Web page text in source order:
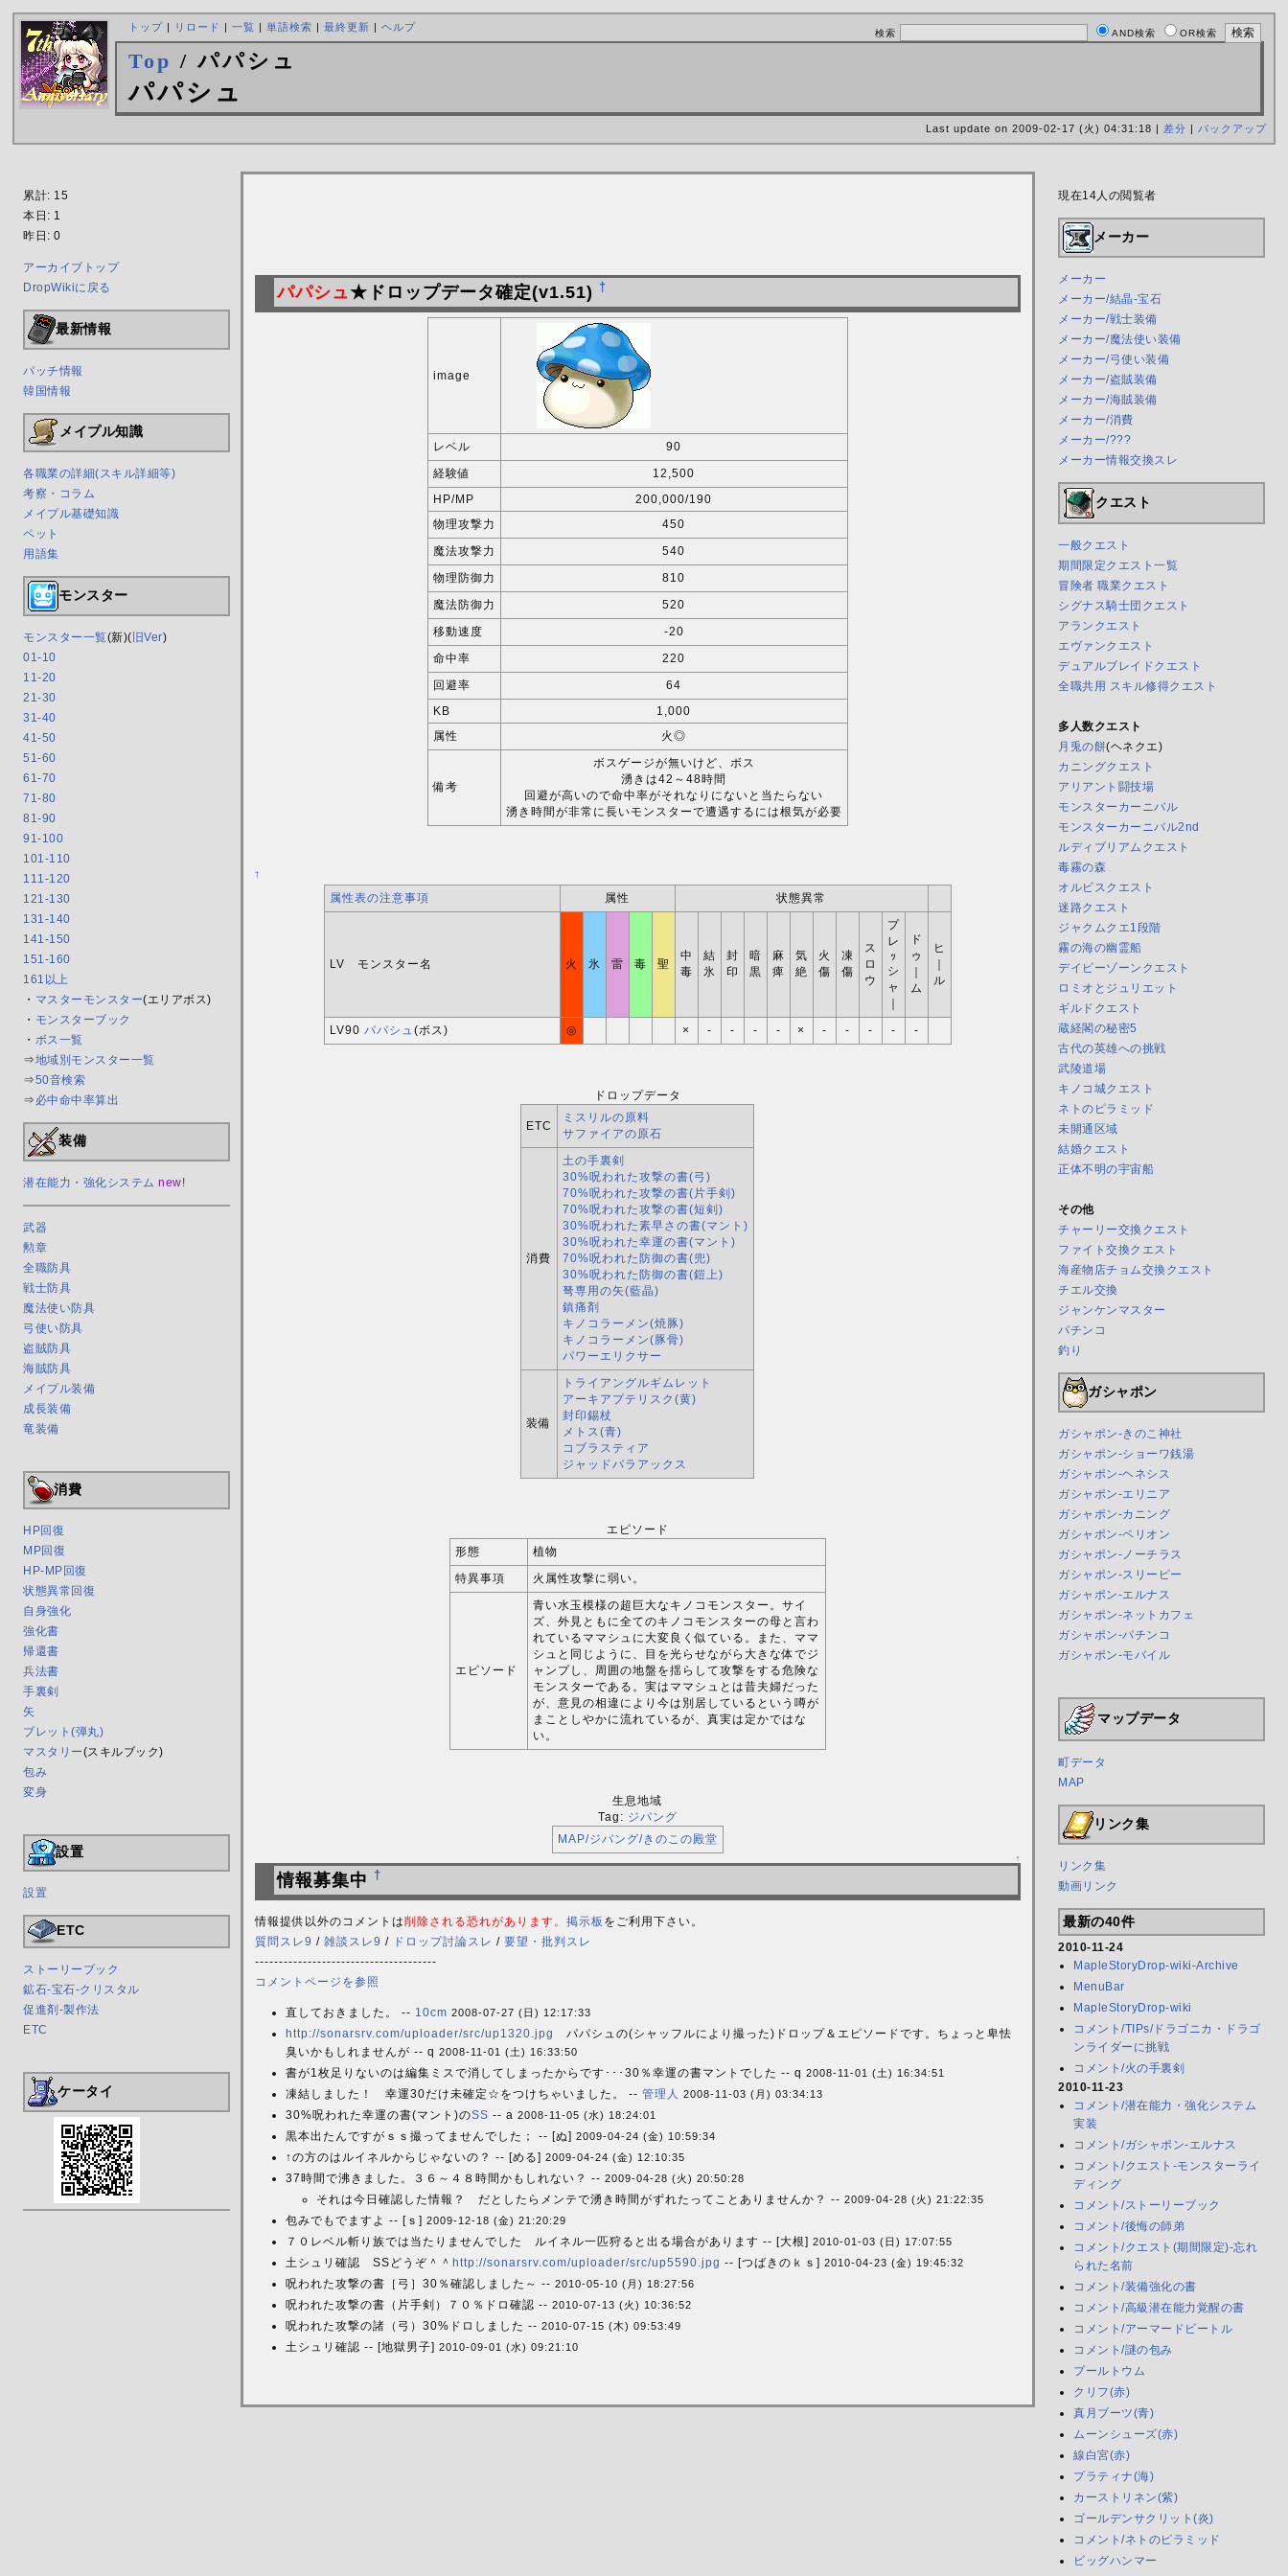
検索 AND検索 OR検索
トップ リロード |一覧 |単語検索 |最終更新 |ヘルプ
Top / パパシュ
パパシュ
Last update on 2009-02-17 (火) 04:31:18 | 差分 バックアップ
累計: 15
本日: 1
昨日: 0
アーカイブトップ
DropWikiに戻る
最新情報
パッチ情報
韓国情報
メイプル知識
各職業の詳細(スキル詳細等)
考察・コラム
メイプル基礎知識
ペット
用語集
モンスター
モンスター一覧(新)( 旧Ver)
01-10
11-20
21-30
31-40
41-50
51-60
61-70
71-80
81-90
91-100
101-110
111-120
121-130
131-140
141-150
151-160
161以上
・ マスターモンスター(エリアボス)
・ モンスターブック
・ ボス一覧
⇒地域別モンスター一覧
⇒50音検索
⇒ 必中命中率算出
装備
潜在能力・強化システム new!
武器
勲章
全職防具
戦士防具
魔法使い防具
弓使い防具
盗賊防具
海賊防具
メイプル装備
成長装備
竜装備
消費
HP回復
MP回復
HP-MP回復
状態異常回復
自身強化
強化書
帰還書
兵法書
手裏剣
矢
ブレット(弾丸)
マスタリー(スキルブック)
包み
変身
設置
設置
ETC
ストーリーブック
鉱石-宝石-クリスタル
促進剤-製作法
ETC
ケータイ
パパシュ★ドロップデータ確定(v1.51) †
image
レベル
90
経験値
12,500
HP/MP
200,000/190
物理攻撃力
450
魔法攻撃力
540
物理防御力
810
魔法防御力
520
移動速度
-20
命中率
220
回避率
64
KB
1,000
属性
火◎
備考
ボスゲージが無いけど、ボス
湧きは42～48時間
回避が高いので命中率がそれなりにないと当たらない
湧き時間が非常に長いモンスターで遭遇するには根気が必要
†
属性表の注意事項 属性 状態異常
LV モンスター名 火 氷 雷 毒 聖
中
毒
結
氷
封
印
暗
黒
麻
痺
気
絶
火
傷
凍
傷
ス
ロ
ウ
プ
レ
ｯ
シ
ャ
ド
ゥ
ム
ヒ
ル
LV90 パパシュ(ボス) ◎ × - - - - × - - - - -
ドロップデータ
ETC
ミスリルの原料
サファイアの原石
消費
土の手裏剣
30%呪われた攻撃の書(弓)
70%呪われた攻撃の書(片手剣)
70%呪われた攻撃の書(短剣)
30%呪われた素早さの書(マント)
30%呪われた幸運の書(マント)
70%呪われた防御の書(兜)
30%呪われた防御の書(鎧上)
弩専用の矢(藍晶)
鎮痛剤
キノコラーメン(焼豚)
キノコラーメン(豚骨)
パワーエリクサー
装備
トライアングルギムレット
アーキアプテリスク(黄)
封印錫杖
メトス(青)
コブラスティア
ジャッドバラアックス
エピソード
形態
植物
特異事項
火属性攻撃に弱い。
エピソード
青い水玉模様の超巨大なキノコモンスター。サイ
ズ、外見ともに全てのキノコモンスターの母と言わ
れているママシュに大変良く似ている。また、ママ
シュと同じように、目を光らせながら大きな体でジ
ャンプし、周囲の地盤を揺らして攻撃をする危険な
モンスターである。実はママシュとは昔夫婦だった
が、意見の相違により今は別居しているという噂が
まことしやかに流れているが、真実は定かではな
い。
生息地域
Tag: ジパング
MAP/ジパング/きのこの殿堂
↑
情報募集中 †
情報提供以外のコメントは削除される恐れがあります。 掲示板 をご利用下さい。
質問スレ9 / 雑談スレ9 / ドロップ討論スレ / 要望・批判スレ
--------------------------------------
コメントページを参照
直しておきました。 -- 10cm 2008-07-27 (日) 12:17:33
http://sonarsrv.com/uploader/src/up1320.jpg
パパシュの(シャッフルにより撮った)ドロップ＆エピソードです。ちょっと卑怯
臭いかもしれませんが -- q 2008-11-01 (土) 16:33:50
書が1枚足りないのは編集ミスで消してしまったからです･･･30％幸運の書マントでした -- q 2008-11-01 (土) 16:34:51
凍結しました！ 幸運30だけ未確定☆をつけちゃいました。 -- 管理人 2008-11-03 (月) 03:34:13
30%呪われた幸運の書(マント)のSS -- a 2008-11-05 (水) 18:24:01
黒本出たんですがｓｓ撮ってませんでした； -- [ぬ] 2009-04-24 (金) 10:59:34
↑の方のはルイネルからじゃないの？ -- [める] 2009-04-24 (金) 12:10:35
37時間で沸きました。３６～４８時間かもしれない？ -- 2009-04-28 (火) 20:50:28
それは今日確認した情報？ だとしたらメンテで湧き時間がずれたってことありませんか？ -- 2009-04-28 (火) 21:22:35
包みでもでますよ -- [ｓ] 2009-12-18 (金) 21:20:29
７０レベル斬り族では当たりませんでした ルイネル一匹狩ると出る場合があります -- [大根] 2010-01-03 (日) 17:07:55
土シュリ確認 SSどうぞ＾＾ http://sonarsrv.com/uploader/src/up5590.jpg -- [つばきのｋｓ] 2010-04-23 (金) 19:45:32
呪われた攻撃の書［弓］30％確認しました～ -- 2010-05-10 (月) 18:27:56
呪われた攻撃の書（片手剣）７０％ドロ確認 -- 2010-07-13 (火) 10:36:52
呪われた攻撃の諸（弓）30%ドロしました -- 2010-07-15 (木) 09:53:49
土シュリ確認 -- [地獄男子] 2010-09-01 (水) 09:21:10
現在14人の閲覧者
メーカー
メーカー
メーカー/結晶-宝石
メーカー/戦士装備
メーカー/魔法使い装備
メーカー/弓使い装備
メーカー/盗賊装備
メーカー/海賊装備
メーカー/消費
メーカー/???
メーカー情報交換スレ
クエスト
一般クエスト
期間限定クエスト一覧
冒険者 職業クエスト
シグナス騎士団クエスト
アランクエスト
エヴァンクエスト
デュアルブレイドクエスト
全職共用 スキル修得クエスト
多人数クエスト
月兎の餅(ヘネクエ)
カニングクエスト
アリアント闘技場
モンスターカーニバル
モンスターカーニバル2nd
ルディブリアムクエスト
毒霧の森
オルビスクエスト
迷路クエスト
ジャクムクエ1段階
霧の海の幽霊船
デイビーゾーンクエスト
ロミオとジュリエット
ギルドクエスト
蔵経閣の秘密5
古代の英雄への挑戦
武陵道場
キノコ城クエスト
ネトのピラミッド
未開通区域
結婚クエスト
正体不明の宇宙船
その他
チャーリー交換クエスト
ファイト交換クエスト
海産物店チョム交換クエスト
チエル交換
ジャンケンマスター
パチンコ
釣り
ガシャポン
ガシャポン-きのこ神社
ガシャポン-ショーワ銭湯
ガシャポン-ヘネシス
ガシャポン-エリニア
ガシャポン-カニング
ガシャポン-ペリオン
ガシャポン-ノーチラス
ガシャポン-スリーピー
ガシャポン-エルナス
ガシャポン-ネットカフェ
ガシャポン-パチンコ
ガシャポン-モバイル
マップデータ
町データ
MAP
リンク集
リンク集
動画リンク
最新の40件
2010-11-24
MapleStoryDrop-wiki-Archive
MenuBar
MapleStoryDrop-wiki
コメント/TIPs/ドラゴニカ・ドラゴ
ンライダーに挑戦
コメント/火の手裏剣
2010-11-23
コメント/潜在能力・強化システム
実装
コメント/ガシャポン-エルナス
コメント/クエスト-モンスターライ
ディング
コメント/ストーリーブック
コメント/後悔の師弟
コメント/クエスト(期間限定)-忘れ
られた名前
コメント/装備強化の書
コメント/高級潜在能力覚醒の書
コメント/アーマードビートル
コメント/謎の包み
プールトウム
クリフ(赤)
真月ブーツ(青)
ムーンシューズ(赤)
線白宮(赤)
プラティナ(海)
カーストリネン(紫)
ゴールデンサクリット(炎)
コメント/ネトのピラミッド
ビッグハンマー